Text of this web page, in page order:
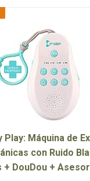
Play: Máquina de
con Ruido
+ DouDou +